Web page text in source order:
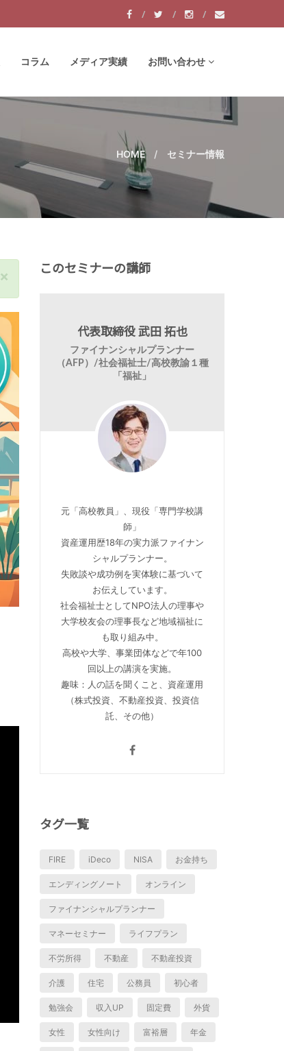
コラム メディア実績 お問い合わせ
HOME セミナー情報
× このセミナーの講師
代表取締役 武田 拓也
ファイナンシャルプランナー
（AFP）/社会福祉士/高校教諭１種
「福祉」
元「高校教員」、現役「専門学校講
師」
資産運用歴18年の実力派ファイナン
シャルプランナー。
失敗談や成功例を実体験に基づいて
お伝えしています。
社会福祉士としてNPO法人の理事や
大学校友会の理事長など地域福祉に
も取り組み中。
高校や大学、事業団体などで年100
回以上の講演を実施。
趣味：人の話を聞くこと、資産運用
（株式投資、不動産投資、投資信
託、その他）
タグ一覧
FIRE iDeco NISA お金持ち
エンディングノート オンライン
ファイナンシャルプランナー
マネーセミナー ライフプラン
不労所得 不動産 不動産投資
介護 住宅 公務員 初心者
勉強会 収入UP 固定費 外貨
女性 女性向け 富裕層 年金